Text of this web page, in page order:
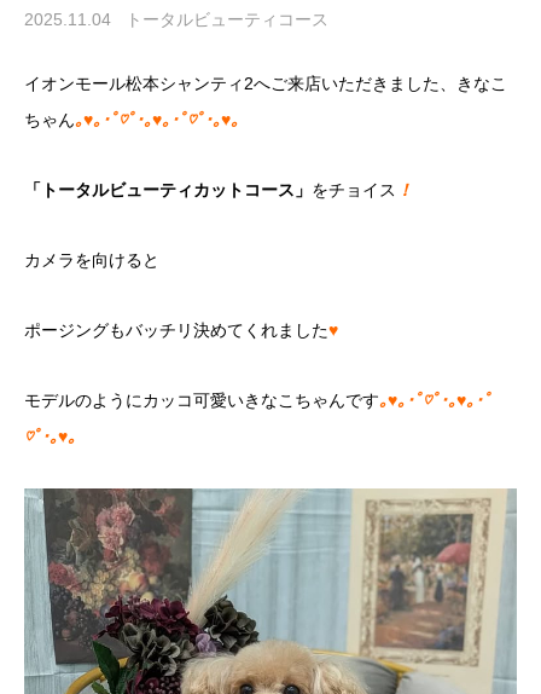
2025.11.04 トータルビューティコース
イオンモール松本シャンティ2へご来店いただきました、きなこ
ちゃん｡♥｡･ﾟ♡ﾟ･｡♥｡･ﾟ♡ﾟ･｡♥｡
「トータルビューティカットコース」 をチョイス ！
カメラを向けると
ポージングもバッチリ決めてくれました♥
モデルのようにカッコ可愛いきなこちゃんです｡♥｡･ﾟ♡ﾟ･｡♥｡･ﾟ
♡ﾟ･｡♥｡